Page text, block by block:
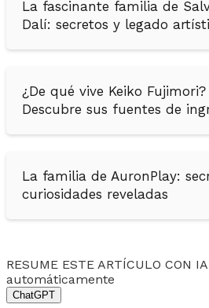
La fascinante familia de
Dalí: secretos y legado
¿De qué vive Keiko Fujimori?
Descubre sus fuentes de
La familia de AuronPlay:
curiosidades reveladas
RESUME ESTE ARTÍCULO CON
automáticamente
ChatGPT